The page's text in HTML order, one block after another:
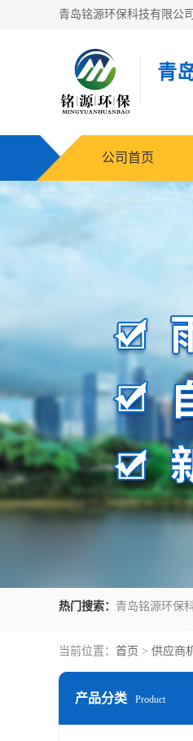
青
公司首页
热门搜索：
当前位置： 首页 > 供应商
产品分类 Product